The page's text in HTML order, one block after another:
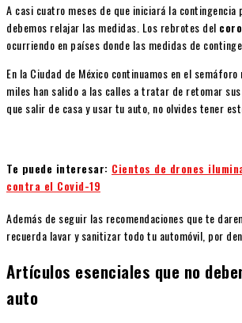
A casi cuatro meses de que iniciará la contingencia
debemos relajar las medidas. Los rebrotes del
ocurriendo en países donde las medidas de
En la Ciudad de México continuamos en el semáforo
miles han salido a las calles a tratar de retomar
que salir de casa y usar tu auto, no olvides tener
Te puede interesar: Cientos de drones
contra el Covid-19
Además de seguir las recomendaciones que te
recuerda lavar y sanitizar todo tu automóvil, por
Artículos esenciales que no
auto